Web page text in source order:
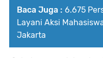
Baca Juga : 6.675
Layani Aksi
Jakarta